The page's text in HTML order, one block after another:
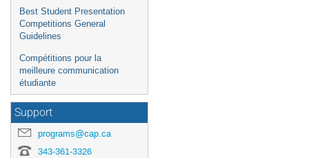
Best Student Presentation
Competitions General
Guidelines
Compétitions pour la
meilleure communication
étudiante
Support
programs@cap.ca
343-361-3326